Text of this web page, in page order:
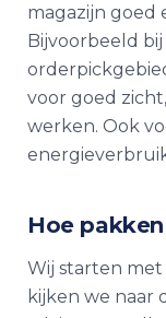
magazijn goed
Bijvoorbeeld
voor goed
werken. Ook
Hoe
Wij starten met
kijken we naar